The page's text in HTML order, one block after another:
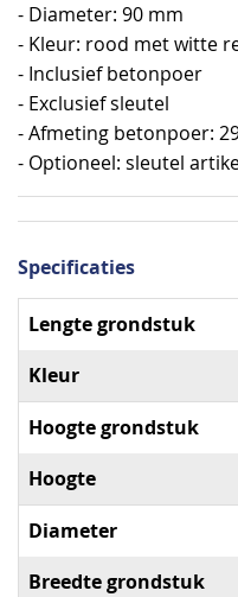
- Diameter: 90 mm
- Kleur: rood met witte
- Inclusief betonpoer
- Exclusief sleutel
- Afmeting betonpoer:
- Optioneel: sleutel
Specificaties
Specificaties
Lengte grondstuk
Kleur
Hoogte grondstuk
Hoogte
Diameter
Breedte grondstuk